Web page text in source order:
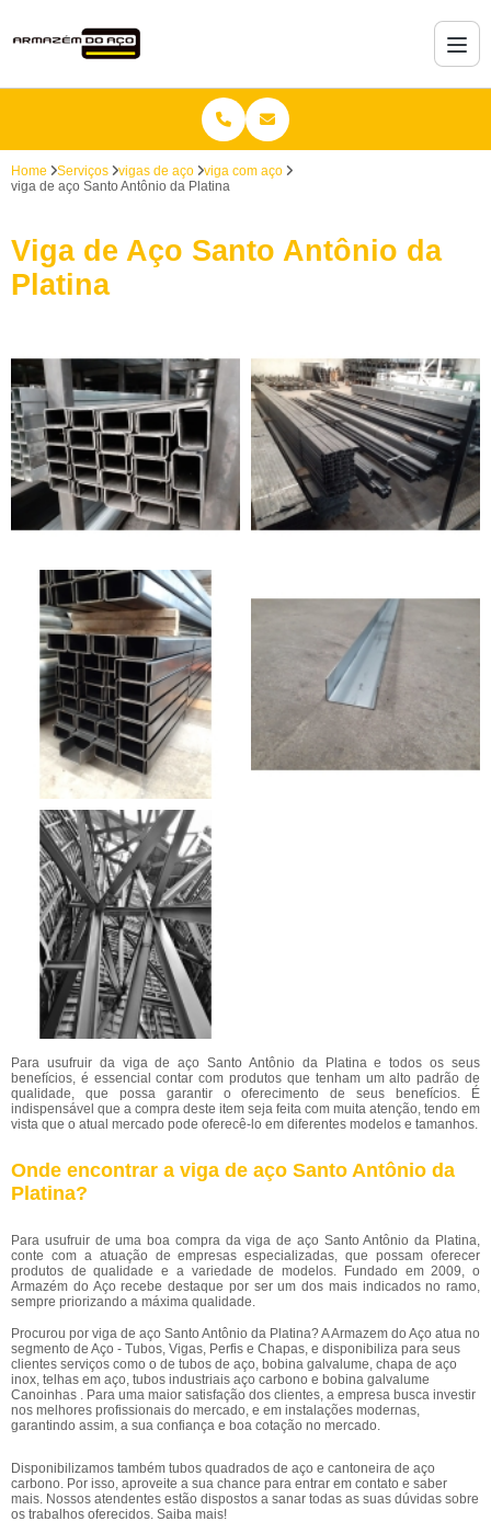
Home Serviços vigas de aço
viga com aço
viga de aço Santo Antônio da Platina
Viga de Aço Santo Antônio da
Platina
Para usufruir da viga de aço Santo Antônio da Platina e todos os seus
benefícios, é essencial contar com produtos que tenham um alto padrão de
qualidade, que possa garantir o oferecimento de seus benefícios. É
indispensável que a compra deste item seja feita com muita atenção, tendo em
vista que o atual mercado pode oferecê-lo em diferentes modelos e tamanhos.
Onde encontrar a viga de aço Santo Antônio da
Platina?
Para usufruir de uma boa compra da viga de aço Santo Antônio da Platina,
conte com a atuação de empresas especializadas, que possam oferecer
produtos de qualidade e a variedade de modelos. Fundado em 2009, o
Armazém do Aço recebe destaque por ser um dos mais indicados no ramo,
sempre priorizando a máxima qualidade.
Procurou por viga de aço Santo Antônio da Platina? A Armazem do Aço atua no
segmento de Aço - Tubos, Vigas, Perfis e Chapas, e disponibiliza para seus
clientes serviços como o de tubos de aço, bobina galvalume, chapa de aço
inox, telhas em aço, tubos industriais aço carbono e bobina galvalume
Canoinhas . Para uma maior satisfação dos clientes, a empresa busca investir
nos melhores profissionais do mercado, e em instalações modernas,
garantindo assim, a sua confiança e boa cotação no mercado.
Disponibilizamos também tubos quadrados de aço e cantoneira de aço
carbono. Por isso, aproveite a sua chance para entrar em contato e saber
mais. Nossos atendentes estão dispostos a sanar todas as suas dúvidas sobre
os trabalhos oferecidos. Saiba mais!